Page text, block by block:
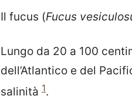
Il fucus (Fucus
Lungo da 20 a 100
dell’Atlantico e del
salinità 1.